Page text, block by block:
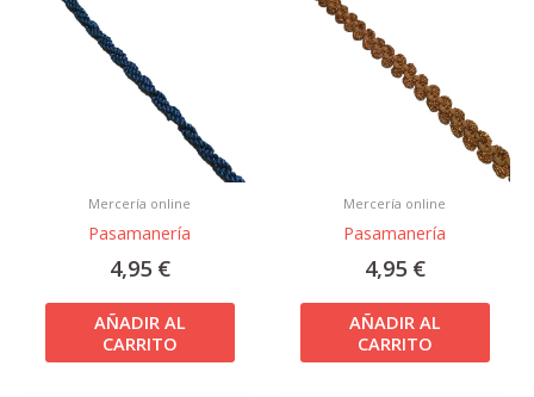
Mercería online
Pasamanería
4,95 €
AÑADIR AL
CARRITO
Mercería online
Pasamanería
4,95 €
AÑADIR AL
CARRITO